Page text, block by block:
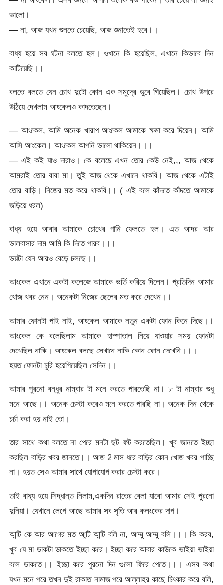
ভালো।
— না, আজ যখন শুনতে চেয়েছি, আজ শুনাতেই হবে।।
বাধ্য হয়ে সব ঘটনা বলতে হল। ওখানে কি হয়েছিল, এখানে কিভাবে দিন
কাটিয়েছি।।
বলতে বলতে যেন চোখ দুটো কোন এক সমুদ্রে ডুবে গিয়েছিল। চোখ উপরে
উঠিয়ে দেখলাম আংকেলও কাদতেছেন।
— আংকেল, আমি অনেক খারাপ আংকেল আমাকে ক্ষমা করে দিয়েন। আমি
আসি আংকেল। আংকেল আপনি ভালো থাকিয়েন।।।
— এই কই যাও দারাও। কে বলেছে এখন তোর কেউ নেই,,, আজ থেকে
আমরাই তোর বাবা মা। তুই আজ থেকে এখানে থাকবি। আজ থেকে এটাই
তোর বাড়ি। নিজের মত করে থাকবি।। ( এই বলে কাঁদতে কাঁদতে আমাকে
জড়িয়ে ধরল)
বাধ্য হয়ে আবার আমাকে চোখের পানি ফেলতে হল। এত আদর আর
ভালবাসার দাম আমি কি দিতে পারব।।।
ভয়টা যেন আরও বেড়ে চলছে।।
আংকেল এখানে একটা কলেজে আমাকে ভর্তি করিয়ে দিলেন। প্রতিদিন আমার
খোজ খবর নেন। অনেকটা নিজের ছেলের মত করে দেখেন।।
আমার ফোনটা পাই নাই, আংকেল আমাকে নতুন একটা ফোন কিনে দিছে।।
আংকেল কে বলেছিলাম আমাকে হাস্পাতাল নিয়ে যাওয়ার সময় ফোনটা
দেখেছিল নাকি। আংকেল বলছে সেখানে নাকি কোন ফোন দেখেনি।।।
হয়ত ফোনটা চুরি হয়েগিয়েছিল সেদিন।।
আমার পুরনো বন্ধুর নাম্বার টা মনে করতে পারতেছি না। ৮ টা নাম্বার শুধু
মনে আছে।। অনেক চেস্টা করেও মনে করতে পারছি না। অনেক দিন থেকে
চর্চা করা হয় নাই তো।
তার সাথে কথা বলতে না পেরে মনটা ছট ফট করতেছিল। খূব জানতে ইচ্ছা
করছিল বাড়ির খবর জানতে।। আজ 2 মাস ধরে বাড়ির কোন খোজ খবর পাচ্ছি
না। হয়ত সেও আমার সাথে যোগাযোগ করার চেস্টা করে।
তাই বাধ্য হয়ে সিদ্ধান্ত নিলাম,একদিন রাতের বেলা যাবো আমার সেই পুরনো
দুনিয়া। যেখানে লেগে আছে আমার সব সৃতি আর কলংকের দাগ।
আন্টি কে আর আগের মত আন্টি আন্টি বলি না, আম্মু আম্মু বলি।।। কি করব,
খুব যে মা ডাকটা ডাকতে ইচ্ছা করে। ইচ্ছা করে আবার কাউকে ভাইয়া ভাইয়া
বলে ডাকতে।। ইচ্ছা করে পুরনো দিন গুলো ফিরে পেতে।।। এসব কথা
যখন মনে পরে তখন দুই রাকাত নামাজ পরে আল্লাহর কাছে চিৎকার করে বলি,